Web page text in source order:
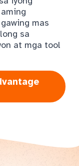
mas
sa
at mga tool